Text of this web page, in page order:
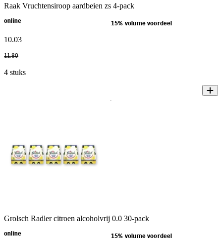
Raak Vruchtensiroop aardbeien zs 4-pack
online 15% volume voordeel
10.03
11.80
4 stuks
Grolsch Radler citroen alcoholvrij 0.0 30-pack
online 15% volume voordeel